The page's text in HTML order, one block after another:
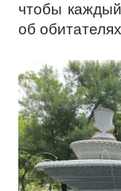
чтобы
об